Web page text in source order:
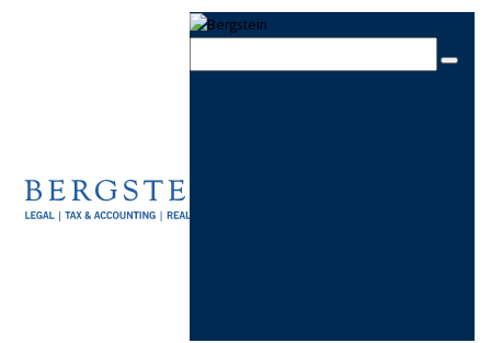
Skip to sidebarSkip to footer
EQUIPO
ÁREAS DE PRÁCTICA